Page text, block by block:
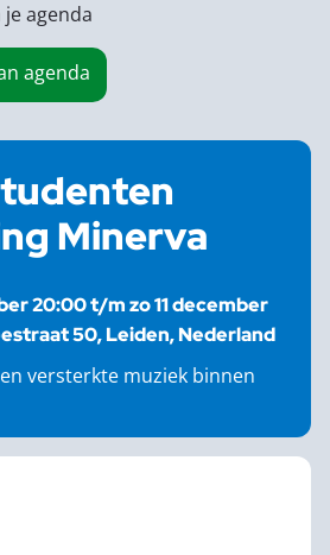
Minerva
20:00 t/m zo 11 december
50, Leiden, Nederland
versterkte muziek binnen
agenda
agenda